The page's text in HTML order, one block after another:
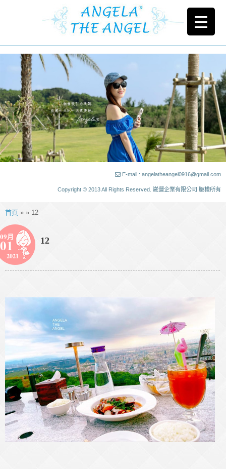
E-mail : angelatheangel0916@gmail.com
Copyright © 2013 All Rights Reserved. 崴儷企業有限公司 版權所有
首頁 » » 12
09月
01
2021
12